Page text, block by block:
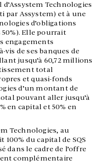
Technologies
par Assystem) et à une
d’obligations
Elle pourrait
engagements
vis de ses banques de
jusqu’à 60,72 millions
total
et quasi-fonds
d’un montant de
pouvant aller jusqu’à
en capital et 50% en
Technologies, au
du capital de SQS
dans le cadre de l’offre
complémentaire